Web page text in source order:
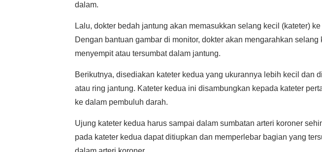
dalam.
Lalu, dokter bedah jantung akan memasukkan selang kecil (kateter)
Dengan bantuan gambar di monitor, dokter akan mengarahkan selang
menyempit atau tersumbat dalam jantung.
Berikutnya, disediakan kateter kedua yang ukurannya lebih kecil dan
atau ring jantung. Kateter kedua ini disambungkan kepada kateter
ke dalam pembuluh darah.
Ujung kateter kedua harus sampai dalam sumbatan arteri koroner
pada kateter kedua dapat ditiupkan dan memperlebar bagian yang